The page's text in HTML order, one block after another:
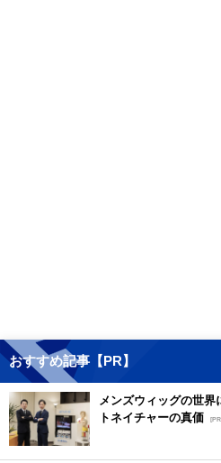
おすすめ記事【PR】
メンズウィッグの世
トネイチャーの真価
[PR]